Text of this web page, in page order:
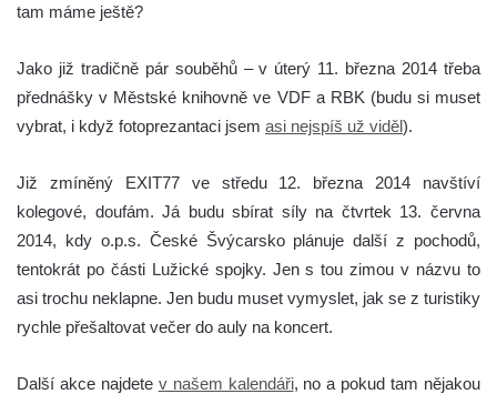
tam máme ještě?
Jako již tradičně pár souběhů – v úterý 11. března 2014 třeba
přednášky v Městské knihovně ve VDF a RBK (budu si muset
vybrat, i když fotoprezantaci jsem asi nejspíš už viděl).
Již zmíněný EXIT77 ve středu 12. března 2014 navštíví
kolegové, doufám. Já budu sbírat síly na čtvrtek 13. června
2014, kdy o.p.s. České Švýcarsko plánuje další z pochodů,
tentokrát po části Lužické spojky. Jen s tou zimou v názvu to
asi trochu neklapne. Jen budu muset vymyslet, jak se z turistiky
rychle přešaltovat večer do auly na koncert.
Další akce najdete v našem kalendáři, no a pokud tam nějakou